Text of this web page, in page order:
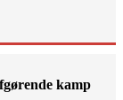
kamp